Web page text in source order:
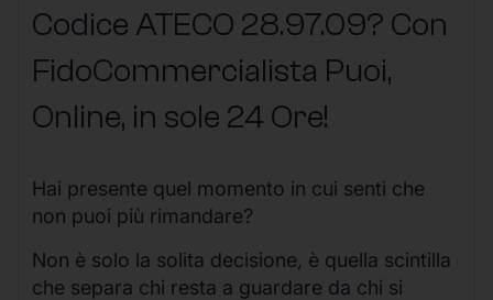
Codice ATECO 28.97.09? Con
FidoCommercialista Puoi,
Online, in sole 24 Ore!
Hai presente quel momento in cui senti che
non puoi più rimandare?
Non è solo la solita decisione, è quella scintilla
che separa chi resta a guardare da chi si